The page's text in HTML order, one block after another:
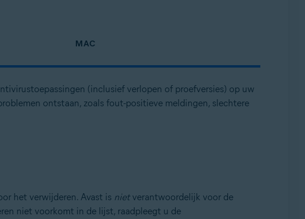
MAC
(inclusief verlopen of proefversies) op uw
ontstaan, zoals fout-positieve meldingen, slechtere
het verwijderen. Avast is nietverantwoordelijk voor de
niet voorkomt in de lijst, raadpleegt u de